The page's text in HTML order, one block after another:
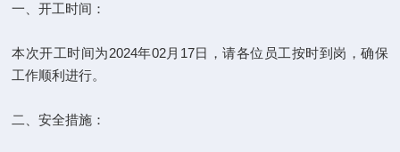
一、开工时间：
本次开工时间为2024年02月17日，请各位员工按时到岗，确保
工作顺利进行。
二、安全措施：